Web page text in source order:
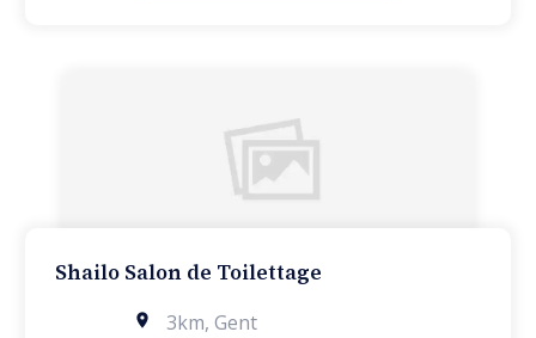
Shailo Salon de Toilettage
3km, Gent